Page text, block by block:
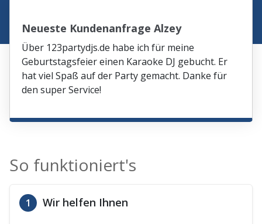
Neueste Kundenanfrage Alzey
Über 123partydjs.de habe ich für meine
Geburtstagsfeier einen Karaoke DJ gebucht. Er
hat viel Spaß auf der Party gemacht. Danke für
den super Service!
So funktioniert's
1 Wir helfen Ihnen